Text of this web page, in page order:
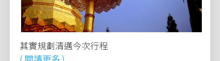
其實規劃清邁今次行程
( 閱讀更多 )